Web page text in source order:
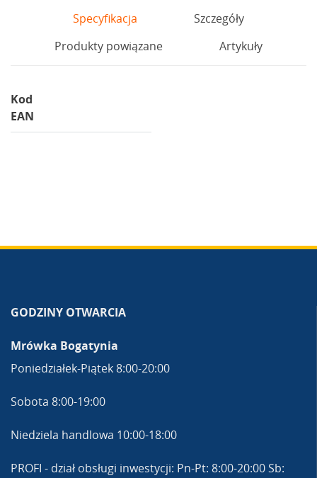
Specyfikacja
Szczegóły
Produkty powiązane
Artykuły
Kod
EAN
GODZINY OTWARCIA
Mrówka Bogatynia
Poniedziałek-Piątek 8:00-20:00
Sobota 8:00-19:00
Niedziela handlowa 10:00-18:00
PROFI - dział obsługi inwestycji: Pn-Pt: 8:00-20:00 Sb: